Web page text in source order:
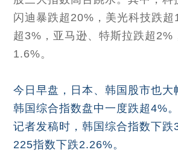
闪迪暴跌超20%，美光科技跌超
超3%，亚马逊、特斯拉跌超2%
1.6%。
今日早盘，日本、韩国股市也大
韩国综合指数盘中一度跌超4%
记者发稿时，韩国综合指数下跌
225指数下跌2.26%。